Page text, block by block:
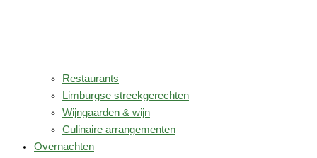
Restaurants
Limburgse streekgerechten
Wijngaarden & wijn
Culinaire arrangementen
Overnachten